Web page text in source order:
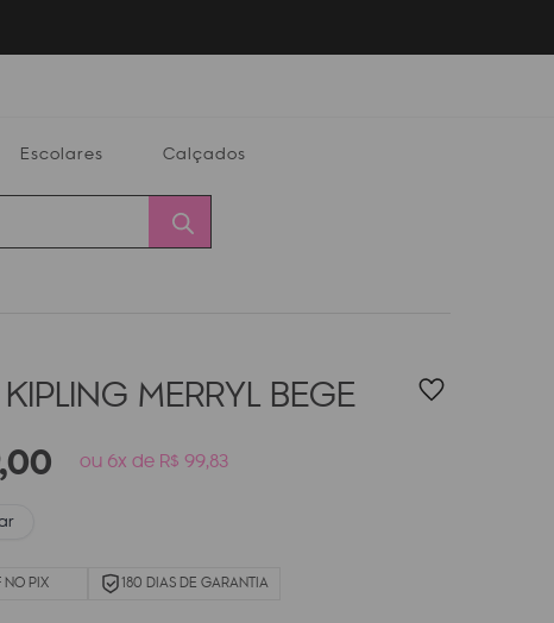
Escolares Calçados
MERRYL BEGE
,00 ou 6x de R$ 99,83
NO PIX 180 DIAS DE GARANTIA